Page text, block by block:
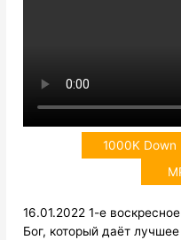
1000K Down
16.01.2022 1-е
Бог, который даёт